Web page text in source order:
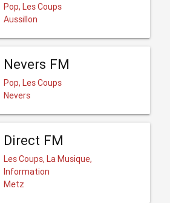
Pop, Les Coups
Aussillon
Nevers FM
Pop, Les Coups
Nevers
Direct FM
Les Coups, La Musique,
Information
Metz